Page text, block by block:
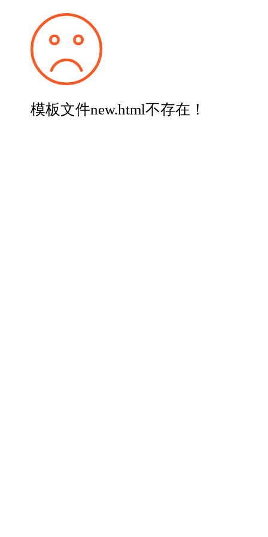
模板文件new.html不存在！